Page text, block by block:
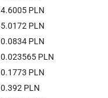
4.6005 PLN
5.0172 PLN
0.0834 PLN
0.023565 PLN
0.1773 PLN
0.392 PLN